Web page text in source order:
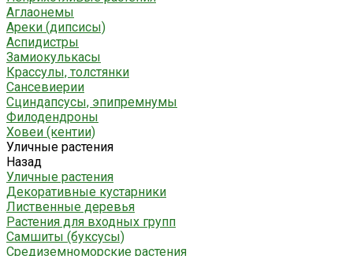
Аглаонемы
Ареки (дипсисы)
Аспидистры
Замиокулькасы
Крассулы, толстянки
Сансевиерии
Сциндапсусы, эпипремнумы
Филодендроны
Ховеи (кентии)
Уличные растения
Назад
Уличные растения
Декоративные кустарники
Лиственные деревья
Растения для входных групп
Самшиты (буксусы)
Средиземноморские растения